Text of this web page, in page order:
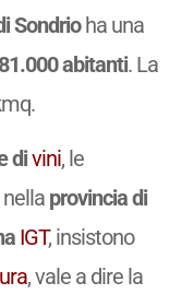
Sondrioha una
abitanti. La
divini, le
provincia di
IGT, insistono
, vale a dire la